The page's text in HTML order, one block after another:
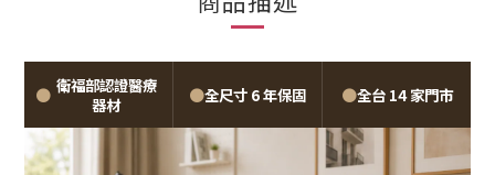
● 衛福部認證醫療
器材
●全尺寸 6 年保固 ●全台 14 家門市